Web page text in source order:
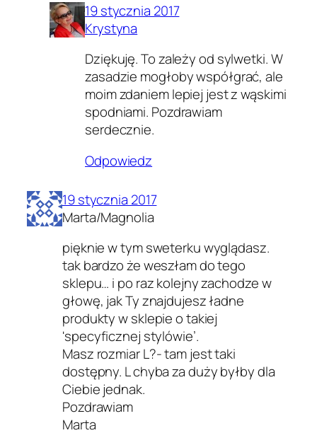
19 stycznia 2017
Krystyna
Dziękuję. To zależy od sylwetki. W
zasadzie mogłoby współgrać, ale
moim zdaniem lepiej jest z wąskimi
spodniami. Pozdrawiam
serdecznie.
Odpowiedz
19 stycznia 2017
Marta/Magnolia
pięknie w tym sweterku wyglądasz.
tak bardzo że weszłam do tego
sklepu… i po raz kolejny zachodze w
głowę, jak Ty znajdujesz ładne
produkty w sklepie o takiej
'specyficznej stylówie’.
Masz rozmiar L?- tam jest taki
dostępny. L chyba za duży byłby dla
Ciebie jednak.
Pozdrawiam
Marta